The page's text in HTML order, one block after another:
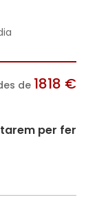
de 1818 €
per fer